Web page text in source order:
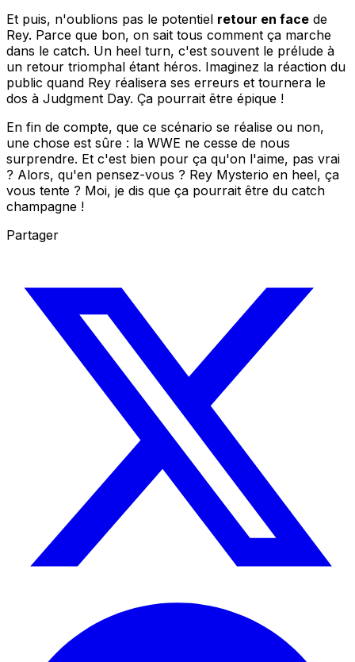
Et puis, n'oublions pas le potentiel retour en face de
Rey. Parce que bon, on sait tous comment ça marche
dans le catch. Un heel turn, c'est souvent le prélude à
un retour triomphal étant héros. Imaginez la réaction du
public quand Rey réalisera ses erreurs et tournera le
dos à Judgment Day. Ça pourrait être épique !
En fin de compte, que ce scénario se réalise ou non,
une chose est sûre : la WWE ne cesse de nous
surprendre. Et c'est bien pour ça qu'on l'aime, pas vrai
? Alors, qu'en pensez-vous ? Rey Mysterio en heel, ça
vous tente ? Moi, je dis que ça pourrait être du catch
champagne !
Partager